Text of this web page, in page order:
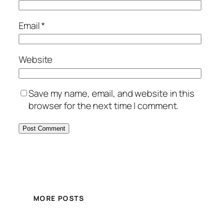
Email*
Website
Save my name, email, and website in this
browser for the next time I comment.
MORE POSTS